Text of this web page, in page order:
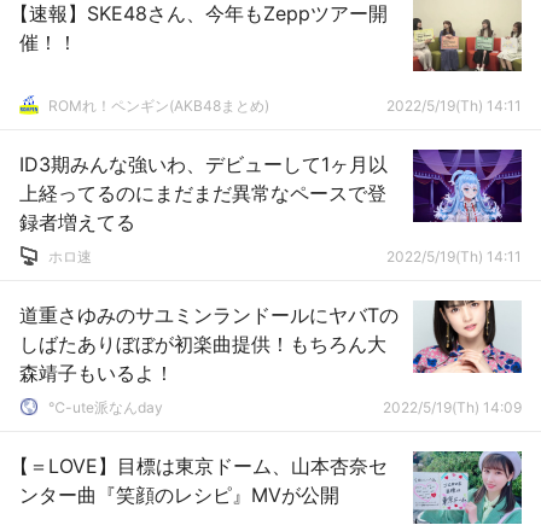
【速報】SKE48さん、今年もZeppツアー開
催！！
ROMれ！ペンギン(AKB48まとめ) 2022/5/19(Th) 14:11
ID3期みんな強いわ、デビューして1ヶ月以
上経ってるのにまだまだ異常なペースで登
録者増えてる
ホロ速 2022/5/19(Th) 14:11
道重さゆみのサユミンランドールにヤバTの
しばたありぼぼが初楽曲提供！もちろん大
森靖子もいるよ！
℃-ute派なんday 2022/5/19(Th) 14:09
【＝LOVE】目標は東京ドーム、山本杏奈セ
ンター曲『笑顔のレシピ』MVが公開